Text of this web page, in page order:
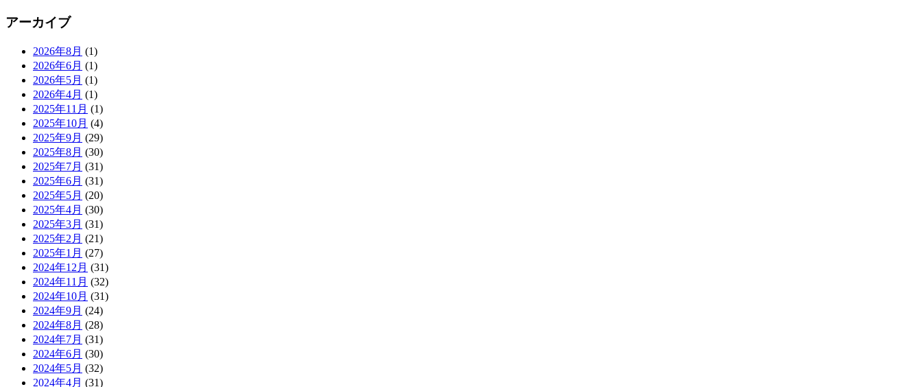
アーカイブ
2026年8月 (1)
2026年6月 (1)
2026年5月 (1)
2026年4月 (1)
2025年11月 (1)
2025年10月 (4)
2025年9月 (29)
2025年8月 (30)
2025年7月 (31)
2025年6月 (31)
2025年5月 (20)
2025年4月 (30)
2025年3月 (31)
2025年2月 (21)
2025年1月 (27)
2024年12月 (31)
2024年11月 (32)
2024年10月 (31)
2024年9月 (24)
2024年8月 (28)
2024年7月 (31)
2024年6月 (30)
2024年5月 (32)
2024年4月 (31)